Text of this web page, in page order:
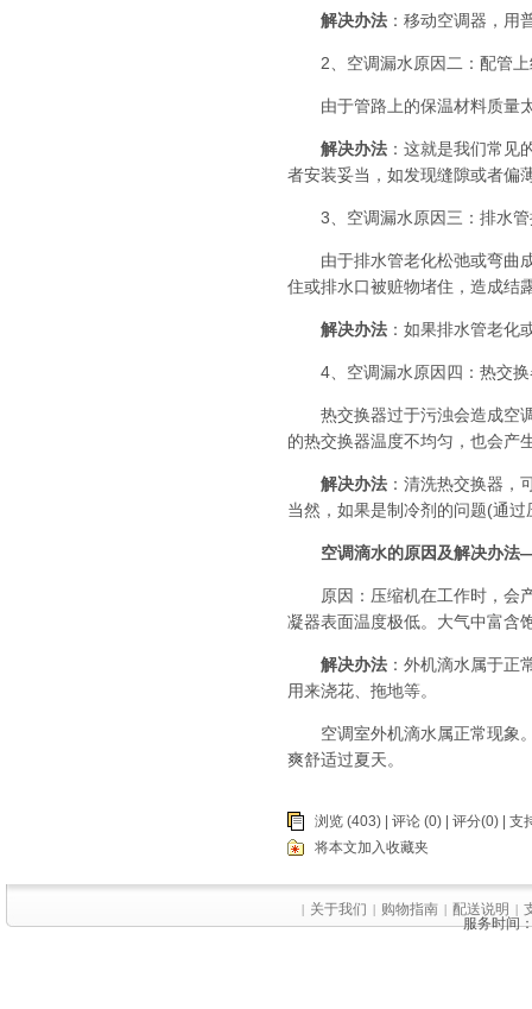
解决办法 ：移动空调器，用
2、空调漏水原因二：配管上
由于管路上的保温材料质量太
解决办法 ：这就是我们常见
者安装妥当，如发现缝隙或者偏
3、空调漏水原因三：排水管
由于排水管老化松弛或弯曲成
住或排水口被赃物堵住，造成结
解决办法 ：如果排水管老化
4、空调漏水原因四：热交换
热交换器过于污浊会造成空调
的热交换器温度不均匀，也会产
解决办法 ：清洗热交换器，
当然，如果是制冷剂的问题(通
空调滴水的原因及解决办法
原因：压缩机在工作时，会产
凝器表面温度极低。大气中富含
解决办法 ：外机滴水属于正
用来浇花、拖地等。
空调室外机滴水属正常现象。
爽舒适过夏天。
浏览 (403) | 评论 (0) | 评分(0) | 支
将本文加入收藏夹
服务时间
| 关于我们 | 购物指南 | 配送说明 |